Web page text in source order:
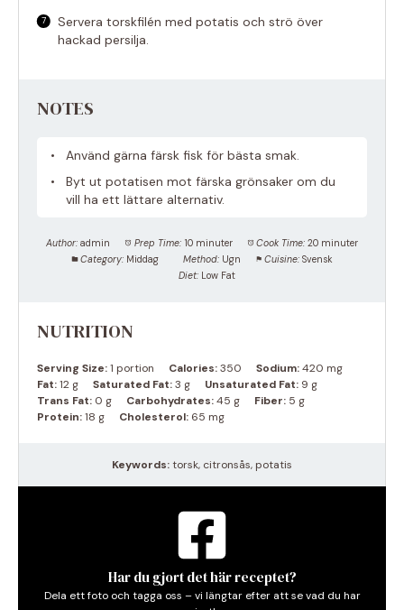
Servera torskfilén med potatis och strö över
hackad persilja.
NOTES
Använd gärna färsk fisk för bästa smak.
Byt ut potatisen mot färska grönsaker om du
vill ha ett lättare alternativ.
Author: admin Prep Time: 10 minuter Cook Time: 20 minuter
Category: Middag Method: Ugn Cuisine: Svensk
Diet: Low Fat
NUTRITION
Serving Size:1 portion Calories:350 Sodium:420 mg
Fat:12 g Saturated Fat:3 g Unsaturated Fat: 9 g
Trans Fat: 0 g Carbohydrates:45 g Fiber: 5 g
Protein:18 g Cholesterol: 65 mg
Keywords:torsk, citronsås, potatis
Har du gjort det här receptet?
Dela ett foto och tagga oss – vi längtar efter att se vad du har